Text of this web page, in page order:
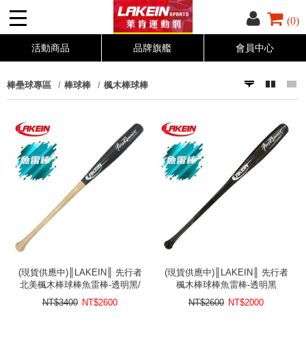
(0)
活動商品 品牌旗艦 會員中心
棒壘球專區 棒球棒 楓木棒球棒
(現貨供應中)║LAKEIN║ 先行者
北美楓木棒球棒魚雷棒-透明黑/
原
NT$3400 NT$2600
(現貨供應中)║LAKEIN║ 先行者
楓木棒球棒魚雷棒-透明黑
NT$2600 NT$2000